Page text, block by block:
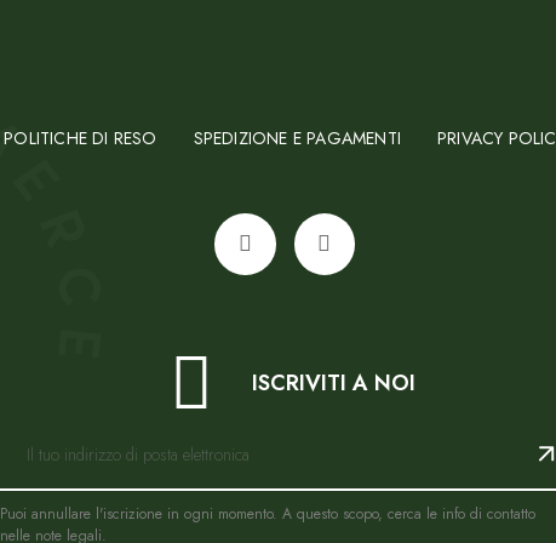
POLITICHE DI RESO SPEDIZIONE E PAGAMENTI PRIVACY
ISCRIVITI A NOI
Puoi annullare l'iscrizione in ogni momento. A questo scopo, cerca le info di contatto
nelle note legali.